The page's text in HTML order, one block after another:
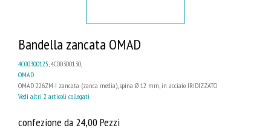
Bandella zancata OMAD
4C00300125, 4C00300130,
OMAD
OMAD 226ZM-I zancata (zanca media), spina Ø 12 mm, in acciaio IRIDIZZATO
Vedi altri 2 articoli collegati
confezione da 24,00 Pezzi